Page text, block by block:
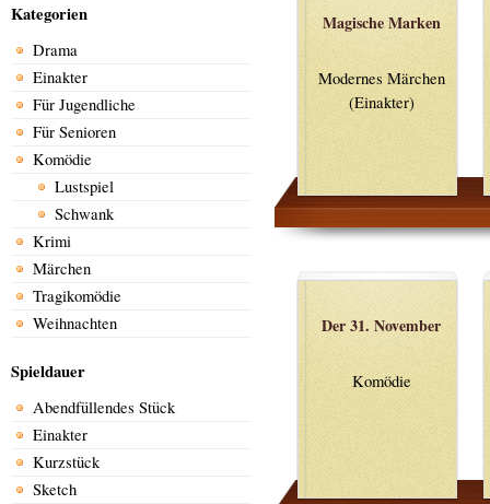
Kategorien
Drama
Einakter
Für Jugendliche
Für Senioren
Komödie
Lustspiel
Schwank
Krimi
Märchen
Tragikomödie
Weihnachten
Spieldauer
Abendfüllendes Stück
Einakter
Kurzstück
Sketch
Magische Marken
Modernes Märchen
(Einakter)
Der 31. November
Komödie